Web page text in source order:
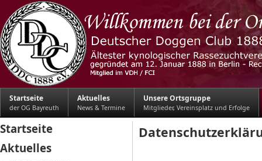
Startseite
der OG Bayreuth
Aktuelles
News & Termine
Unsere Ortsgruppe
Mitglieder, Vereinsplatz und Erfolge
Startseite
Aktuelles